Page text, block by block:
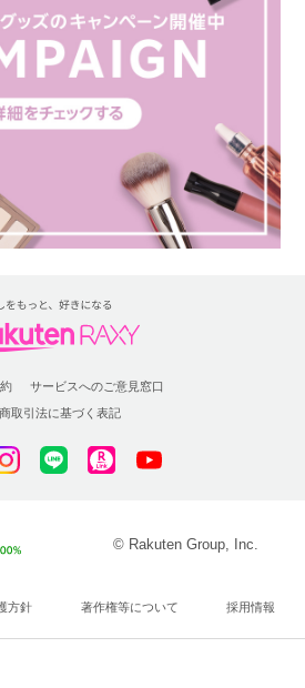
サービスへのご意見窓口
取引法に基づく表記
© Rakuten Group, Inc.
方針 著作権等について 採用情報